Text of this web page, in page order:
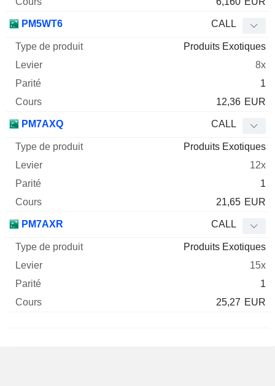
PM5WT6 CALL
Produits Exotiques
8x
1
12,36 EUR
PM7AXQ CALL
Produits Exotiques
12x
1
21,65 EUR
PM7AXR CALL
Produits Exotiques
15x
1
25,27 EUR